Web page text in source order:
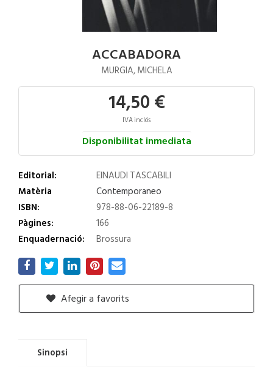
ACCABADORA
MURGIA, MICHELA
14,50 €
IVA inclós
Disponibilitat inmediata
Editorial:
EINAUDI TASCABILI
Matèria
Contemporaneo
ISBN:
978-88-06-22189-8
Pàgines:
166
Enquadernació:
Brossura
Afegir a favorits
Sinopsi